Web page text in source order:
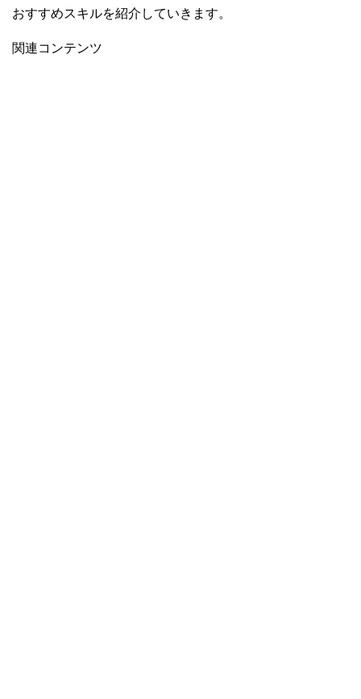
おすすめスキルを紹介していきます。
関連コンテンツ